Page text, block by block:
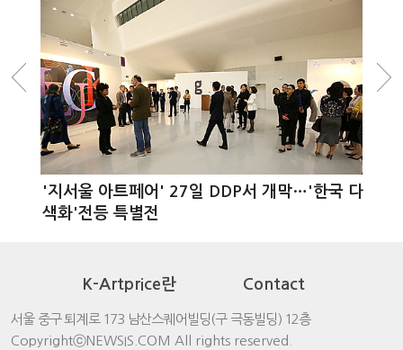
'지서울 아트페어' 27일 DDP서 개막…'한국 다
색화'전등 특별전
K-Artprice란 Contact
서울 중구 퇴계로 173 남산스퀘어빌딩(구 극동빌딩) 12층
CopyrightⓒNEWSIS.COM All rights reserved.